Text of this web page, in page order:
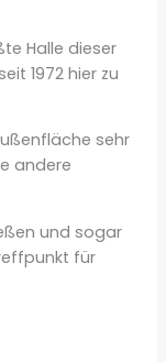
Halle dieser
1972 hier zu
sehr
andere
und sogar
für